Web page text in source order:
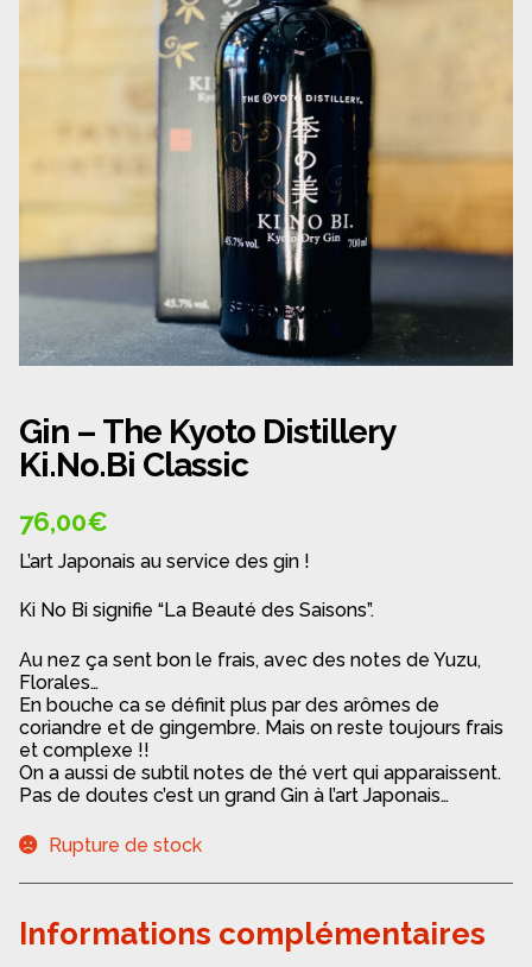
Politique de confidentialité
Politique de cookies (UE)
Qui sommes nous ?
Validation de la commande
Gin – The Kyoto Distillery
Ki.No.Bi Classic
76,00€
L’art Japonais au service des gin !
Ki No Bi signifie “La Beauté des Saisons”.
Au nez ça sent bon le frais, avec des notes de Yuzu,
Florales…
En bouche ca se définit plus par des arômes de
coriandre et de gingembre. Mais on reste toujours frais
et complexe !!
On a aussi de subtil notes de thé vert qui apparaissent.
Pas de doutes c’est un grand Gin à l’art Japonais…
Rupture de stock
Informations complémentaires